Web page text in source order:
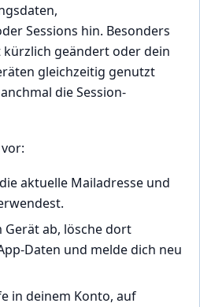
Sessions hin. Besonders
geändert oder dein
gleichzeitig genutzt
die Session-
aktuelle Mailadresse und
Gerät ab, lösche dort
Daten und melde dich neu
in deinem Konto, auf